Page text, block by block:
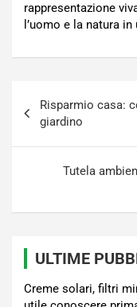
rappresentazione
l’uomo e la natura
articoli
Risparmio casa:
giardino
Tutela
ULTIME
Creme solari, filtri